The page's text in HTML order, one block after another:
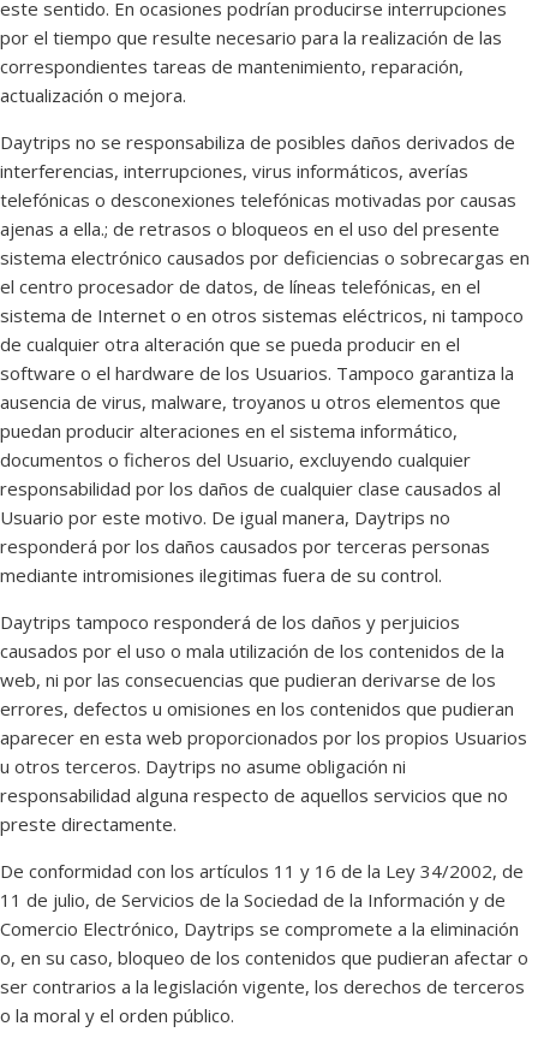
este sentido. En ocasiones podrían producirse interrupciones
por el tiempo que resulte necesario para la realización de las
correspondientes tareas de mantenimiento, reparación,
actualización o mejora.
Daytrips no se responsabiliza de posibles daños derivados de
interferencias, interrupciones, virus informáticos, averías
telefónicas o desconexiones telefónicas motivadas por causas
ajenas a ella.; de retrasos o bloqueos en el uso del presente
sistema electrónico causados por deficiencias o sobrecargas en
el centro procesador de datos, de líneas telefónicas, en el
sistema de Internet o en otros sistemas eléctricos, ni tampoco
de cualquier otra alteración que se pueda producir en el
software o el hardware de los Usuarios. Tampoco garantiza la
ausencia de virus, malware, troyanos u otros elementos que
puedan producir alteraciones en el sistema informático,
documentos o ficheros del Usuario, excluyendo cualquier
responsabilidad por los daños de cualquier clase causados al
Usuario por este motivo. De igual manera, Daytrips no
responderá por los daños causados por terceras personas
mediante intromisiones ilegitimas fuera de su control.
Daytrips tampoco responderá de los daños y perjuicios
causados por el uso o mala utilización de los contenidos de la
web, ni por las consecuencias que pudieran derivarse de los
errores, defectos u omisiones en los contenidos que pudieran
aparecer en esta web proporcionados por los propios Usuarios
u otros terceros. Daytrips no asume obligación ni
responsabilidad alguna respecto de aquellos servicios que no
preste directamente.
De conformidad con los artículos 11 y 16 de la Ley 34/2002, de
11 de julio, de Servicios de la Sociedad de la Información y de
Comercio Electrónico, Daytrips se compromete a la eliminación
o, en su caso, bloqueo de los contenidos que pudieran afectar o
ser contrarios a la legislación vigente, los derechos de terceros
o la moral y el orden público.